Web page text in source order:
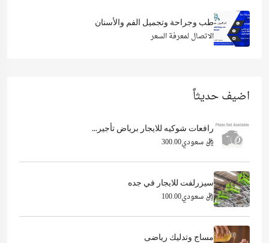
طب وجراحة وتجميل الفم والأسنان
الاتصال لمعرفة السعر
اضيف حديثاً
رافعات شوكيه للايجار برياض تأجير...
ريال سعودي300.00
سيزرلفت للايجار في جده
ريال سعودي100.00
مساج وتدليك رياضى